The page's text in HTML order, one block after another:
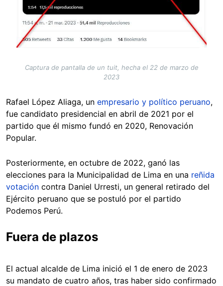
Captura de pantalla de un tuit, hecha el 22 de marzo de
2023
Rafael López Aliaga, un empresario y político peruano,
fue candidato presidencial en abril de 2021 por el
partido que él mismo fundó en 2020, Renovación
Popular.
Posteriormente, en octubre de 2022, ganó las
elecciones para la Municipalidad de Lima en una reñida
votación contra Daniel Urresti, un general retirado del
Ejército peruano que se postuló por el partido
Podemos Perú.
Fuera de plazos
El actual alcalde de Lima inició el 1 de enero de 2023
su mandato de cuatro años, tras haber sido confirmado